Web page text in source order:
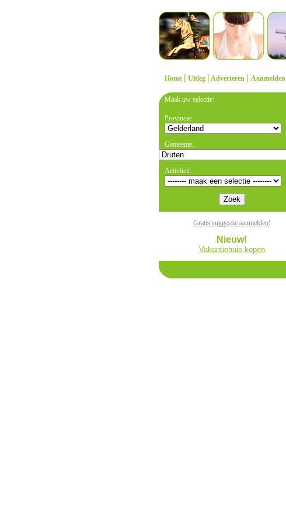
Home | Uitleg | Adverteren | Aanmelden
Maak uw selectie:
Provincie:
Gemeente:
Activiteit:
Gratis suggestie aanmelden!
Nieuw!
Vakantiehuis kopen